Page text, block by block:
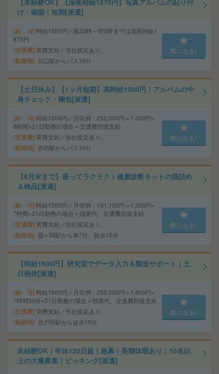
け・確認｜短期[派遣]
給 与 時給1500円／夜22時～翌5時までは深夜時給1
875円
交通費 実費支給／当社規定あり。
勤務地 川口駅からバス10分
気になる!
【土日休み】【1ヶ月短期】高時給1500円！アルバムの中
身チェック・梱包[派遣]
給 与 時給1500円／月収例：252,000円＝1,500円×
8時間×21日勤務の場合＋交通費別途支給
交通費 実費支給／当社規定あり。
勤務地 赤羽駅からバス10分
気になる!
【8月末まで】座ってラクラク！健康診断キットの袋詰め
＆検品[派遣]
給 与 時給1300円／月収例：191,100円＝1,300円×
7時間×21日勤務の場合＋残業代、交通費別途支給
交通費 実費支給／当社規定あり。
勤務地 霞ヶ関駅から車7分、徒歩15分
気になる!
【時給1600円】研究室でデータ入力＆製造サポート｜土
日祝休[派遣]
給 与 時給1600円／月収例：252,000円＝1,600円×
7時間30分×21日勤務の場合＋残業代、交通費別途支給
交通費 実費支給／当社規定あり。
勤務地 北戸田駅から徒歩15分
気になる!
未経験OK｜年休120日超｜急募｜長期休暇あり｜10名以
上の大量募集｜ピッキング[派遣]